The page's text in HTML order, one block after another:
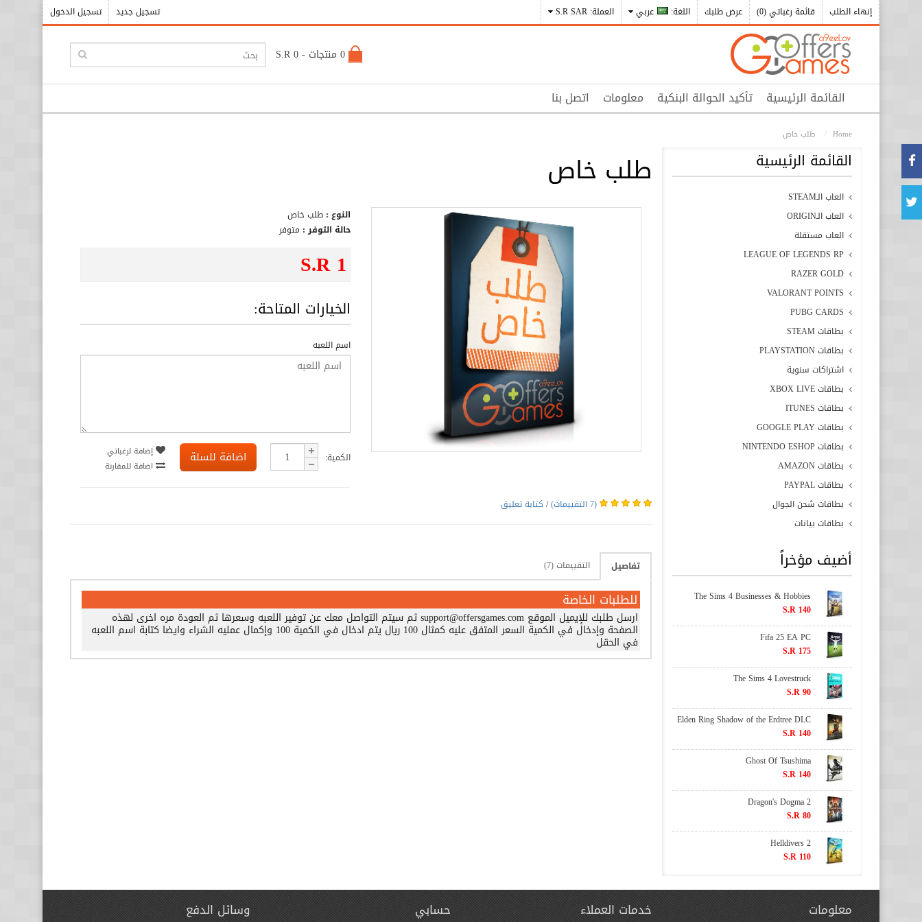
عرض طلبك قائمة رغباتي (0) إنهاء الطلب اللغة: عربي العملة: S.R SAR تسجيل الدخول تسجيل جديد
0 منتجات - S.R 0
القائمة الرئيسية تأكيد الحوالة البنكية معلومات اتصل بنا
Home طلب خاص
القائمة الرئيسية
العاب الـSTEAM
العاب الـORIGIN
العاب مستقلة
LEAGUE OF LEGENDS RP
RAZER GOLD
VALORANT POINTS
PUBG CARDS
بطاقات STEAM
بطاقات PLAYSTATION
اشتراكات سنوية
بطاقات XBOX LIVE
بطاقات ITUNES
بطاقات GOOGLE PLAY
بطاقات NINTENDO ESHOP
بطاقات AMAZON
بطاقات PAYPAL
بطاقات شحن الجوال
بطاقات بيانات
أضيف مؤخراً
The Sims 4 Businesses & Hobbies
S.R 140
Fifa 25 EA PC
S.R 175
The Sims 4 Lovestruck
S.R 90
Elden Ring Shadow of the Erdtree DLC
S.R 140
Ghost Of Tsushima
S.R 140
Dragon's Dogma 2
S.R 80
Helldivers 2
S.R 110
طلب خاص
النوع : طلب خاص
حالة التوفر : متوفر
S.R 1
الخيارات المتاحة:
اسم اللعبه
الكمية: اضافة للسلة
إضافة لرغباتي
اضافة للمقارنة
(7 التقييمات) / كتابة تعليق
تفاصيل التقييمات (7)
للطلبات الخاصة
ارسل طلبك للإيميل الموقع support@offersgames.com ثم سيتم التواصل معك عن توفير اللعبه وسعرها ثم العودة مره اخرى لهذه
الصفحة وإدخال في الكمية السعر المتفق عليه كمثال 100 ريال يتم ادخال في الكمية 100 وإكمال عمليه الشراء وايضا كتابة اسم اللعبه
في الحقل
معلومات خدمات العملاء حسابي وسائل الدفع